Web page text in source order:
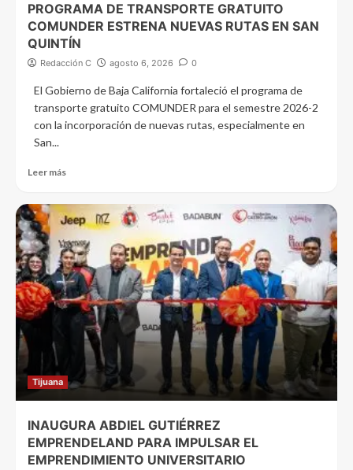
PROGRAMA DE TRANSPORTE GRATUITO
COMUNDER ESTRENA NUEVAS RUTAS EN SAN
QUINTÍN
Redacción C agosto 6, 2026 0
El Gobierno de Baja California fortaleció el programa de
transporte gratuito COMUNDER para el semestre 2026-2
con la incorporación de nuevas rutas, especialmente en
San...
Leer más
Tijuana
INAUGURA ABDIEL GUTIÉRREZ
EMPRENDELAND PARA IMPULSAR EL
EMPRENDIMIENTO UNIVERSITARIO